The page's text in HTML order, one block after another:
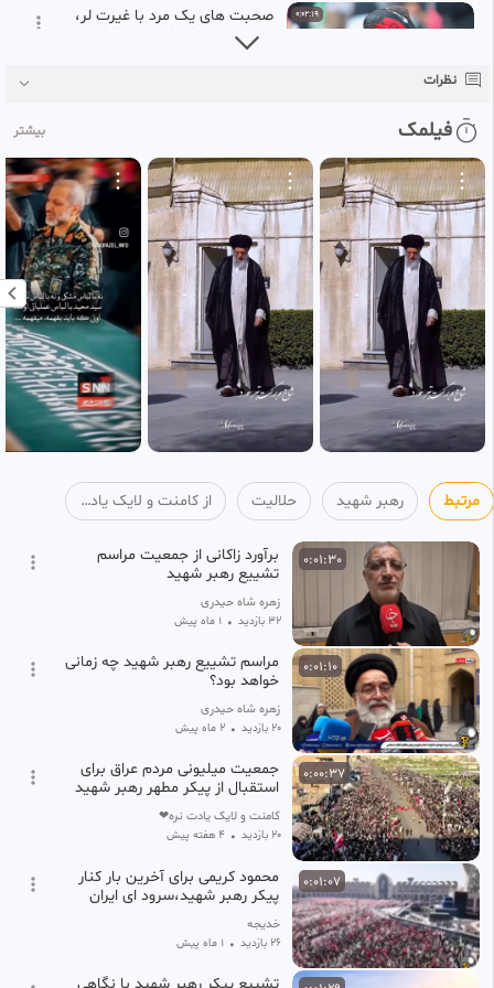
0:02:19
صحبت های یک مرد با غیرت لر،
در روز وداع با پیکر مطهر امام
شهید خامنه ای
28
تیر ۱۴۰۵
کامنت و لایک یادت نره❤
1 ماه پیش
0:00:24 HD
عزاداری سربازان برای رهبر شهید
در مصلی تهران
کامنت و لایک یادت نره❤
30
0:00:27 HD
سیل جمعیت در مترو حرم مطهر
امام خمینی(ره) به سمت مراسم
تشییع امام شهید، ۱۴۰۵
کامنت و لایک یادت نره❤
31
0:00:47
🛑🎥 بلاگر ایتالیایی در مراسم
کامنت و لایک یادت نره❤
نظرات
فیلمک بیشتر
مرتبط رهبر شهید حلالیت از کامنت و لایک یادت نره❤
0:01:30
برآورد زاکانی از جمعیت مراسم
تشییع رهبر شهید
زهره شاه حیدری
32 بازدید • 1 ماه پیش
0:01:10
مراسم تشییع رهبر شهید چه زمانی
خواهد بود؟
زهره شاه حیدری
20 بازدید • 2 ماه پیش
0:00:37
جمعیت میلیونی مردم عراق برای
استقبال از پیکر مطهر رهبر شهید
انقلاب
کامنت و لایک یادت نره❤
20 بازدید • ۴ هفته پیش
0:01:07
محمود کریمی برای آخرین بار کنار
پیکر رهبر شهید،سرود ای ایران
خدیجه
26 بازدید • 1 ماه پیش